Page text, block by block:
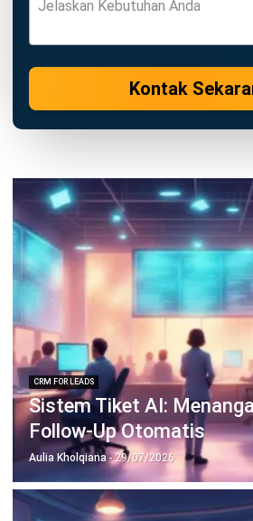
Manfaat Sistem
Pembelajaran (e-
Perusahaan
Jalankan Bisnis
Bersama
Mulai demo gratis hari ini tanpa
untuk bisnis yang lebih
Jadwalkan
Coba Gratis